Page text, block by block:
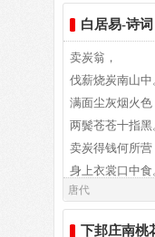
世，代表诗作
居易祖籍山西、
易故居纪念馆坐
城南香山的琵琶
译文及注释：
作者介绍：
白居易,白居易
士，河南郑州
诗歌题材广泛
王”之称。官至
白居易-诗
卖炭翁，
伐薪烧炭南山中
满面尘灰烟火色
两鬓苍苍十指黑
卖炭得钱何所营
身上衣裳口中食
可怜身上衣正单
唐代
下邽庄南桃